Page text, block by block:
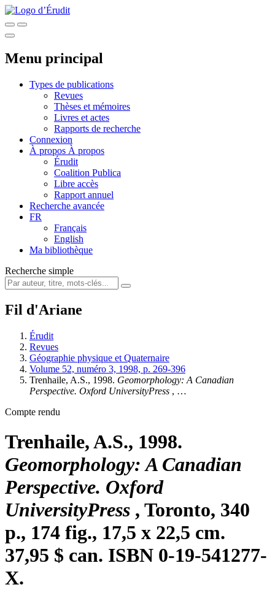
Menu principal
Types de publications
Revues
Thèses et mémoires
Livres et actes
Rapports de recherche
Connexion
À propos À propos
Érudit
Coalition Publica
Libre accès
Rapport annuel
Recherche avancée
FR
Français
English
Ma bibliothèque
Recherche simple
Fil d'Ariane
Érudit
Revues
Géographie physique et Quaternaire
Volume 52, numéro 3, 1998, p. 269-396
Trenhaile, A.S., 1998. Geomorphology: A Canadian
Perspective. Oxford UniversityPress , …
Compte rendu
Trenhaile, A.S., 1998.
Geomorphology: A Canadian
Perspective. Oxford
UniversityPress , Toronto, 340
p., 174 fig., 17,5 x 22,5 cm.
37,95 $ can. ISBN 0-19-541277-
X.